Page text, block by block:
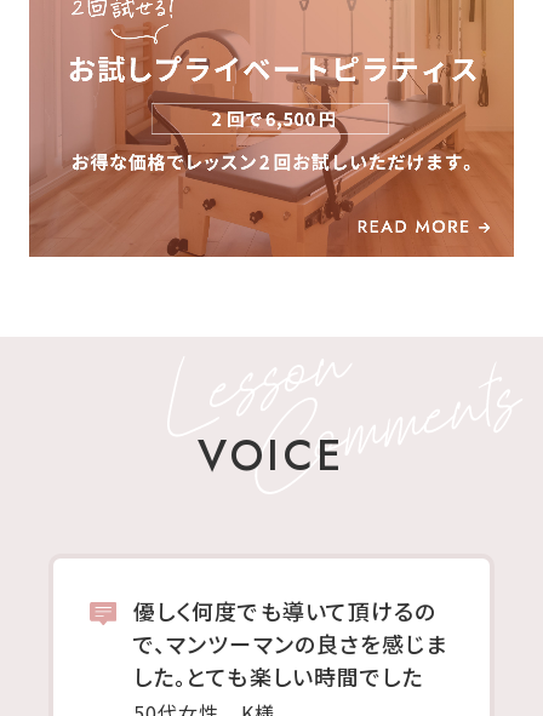
VOICE
優しく何度でも導いて頂けるの
で、マンツーマンの良さを感じま
した。とても楽しい時間でした